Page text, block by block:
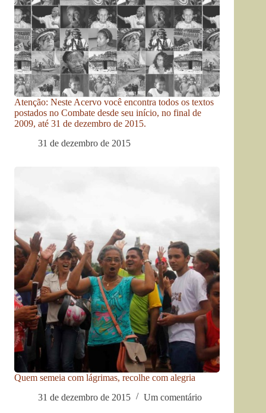
Atenção: Neste Acervo você encontra todos os textos
postados no Combate desde seu início, no final de
2009, até 31 de dezembro de 2015.
31 de dezembro de 2015
Quem semeia com lágrimas, recolhe com alegria
31 de dezembro de 2015
Um comentário